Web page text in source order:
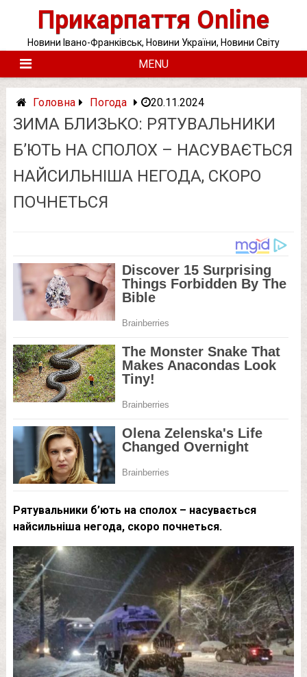
Прикарпаття Online
Новини Івано-Франківськ, Новини України, Новини Світу
MENU
Головна Погода 20.11.2024
ЗИМА БЛИЗЬКО: РЯТУВАЛЬНИКИ
Б’ЮТЬ НА СПОЛОХ – НАСУВАЄТЬСЯ
НАЙСИЛЬНІША НЕГОДА, СКОРО
ПОЧНЕТЬСЯ
Рятувальники б’ють на сполох – насувається
найсильніша негода, скоро почнеться.